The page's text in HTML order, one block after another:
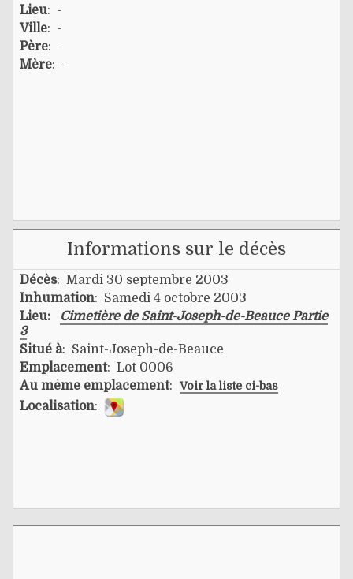
Lieu: -
Ville: -
Père: -
Mère: -
Informations sur le décès
Décès: Mardi 30 septembre 2003
Inhumation: Samedi 4 octobre 2003
Lieu:
Cimetière de Saint-Joseph-de-Beauce Partie
3
Situé à: Saint-Joseph-de-Beauce
Emplacement: Lot 0006
Au même emplacement: Voir la liste ci-bas
Localisation: